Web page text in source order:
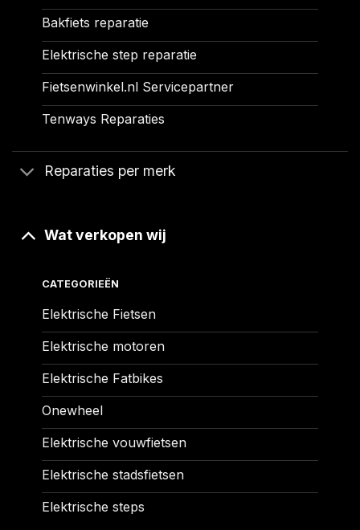
Bakfiets reparatie
Elektrische step reparatie
Fietsenwinkel.nl Servicepartner
Tenways Reparaties
Reparaties per merk
Wat verkopen wij
CATEGORIEËN
Elektrische Fietsen
Elektrische motoren
Elektrische Fatbikes
Onewheel
Elektrische vouwfietsen
Elektrische stadsfietsen
Elektrische steps